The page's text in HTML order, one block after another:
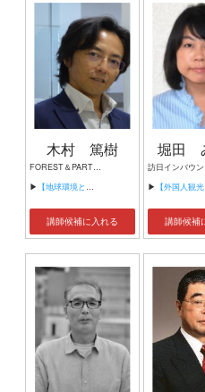
木村 篤樹
FOREST＆PARTNERS 代表 一般社団法人 処理状況監査員協会 みらい廃棄物研究所 理事
▶ 【地球環境と紙メディア／素材の価値】
講師候補に入れる
堀田
▶ 【外国人観光客にトラブルを起こさせない店づくり】
講師候補